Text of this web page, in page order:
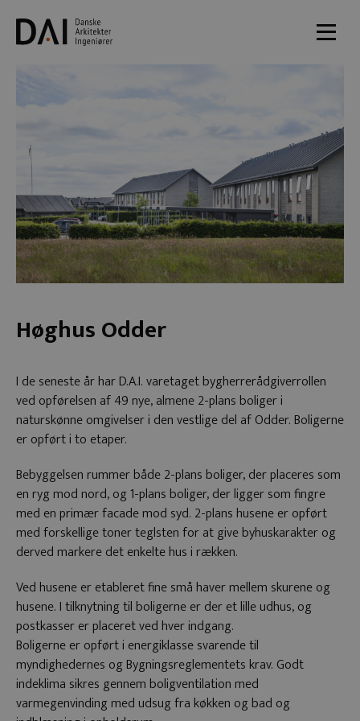
Høghus Odder
I de seneste år har D.A.I. varetaget bygherrerådgiverrollen
ved opførelsen af 49 nye, almene 2-plans boliger i
naturskønne omgivelser i den vestlige del af Odder. Boligerne
er opført i to etaper.
Bebyggelsen rummer både 2-plans boliger, der placeres som
en ryg mod nord, og 1-plans boliger, der ligger som fingre
med en primær facade mod syd. 2-plans husene er opført
med forskellige toner teglsten for at give byhuskarakter og
derved markere det enkelte hus i rækken.
Ved husene er etableret fine små haver mellem skurene og
husene. I tilknytning til boligerne er der et lille udhus, og
postkasser er placeret ved hver indgang.
Boligerne er opført i energiklasse svarende til
myndighedernes og Bygningsreglementets krav. Godt
indeklima sikres gennem boligventilation med
varmegenvinding med udsug fra køkken og bad og